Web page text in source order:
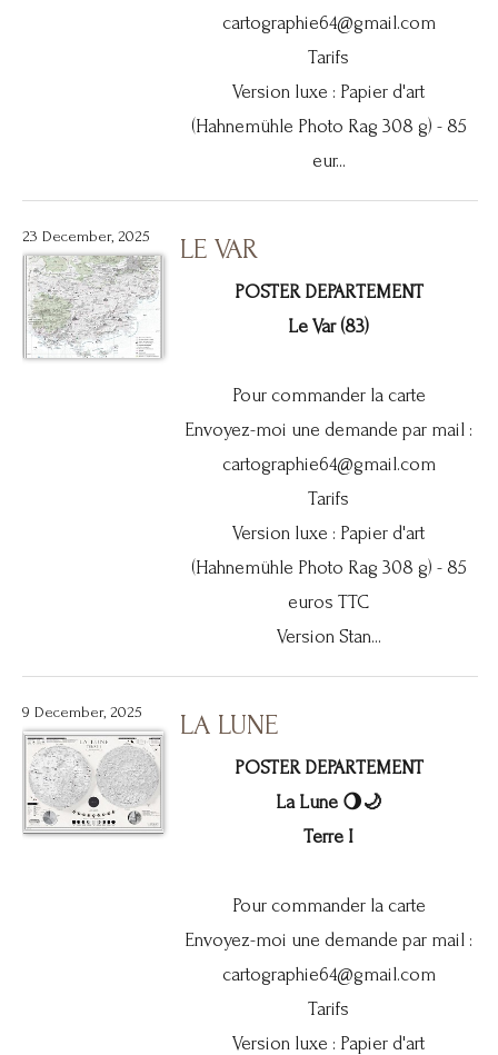
cartographie64@gmail.com
Tarifs
Version luxe : Papier d'art
(Hahnemühle Photo Rag 308 g) - 85
eur...
23 December, 2025 LE VAR
POSTER DEPARTEMENT
Le Var (83)
Pour commander la carte
Envoyez-moi une demande par mail :
cartographie64@gmail.com
Tarifs
Version luxe : Papier d'art
(Hahnemühle Photo Rag 308 g) - 85
euros TTC
Version Stan...
9 December, 2025 LA LUNE
POSTER DEPARTEMENT
La Lune 🌖🌙
Terre I
Pour commander la carte
Envoyez-moi une demande par mail :
cartographie64@gmail.com
Tarifs
Version luxe : Papier d'art